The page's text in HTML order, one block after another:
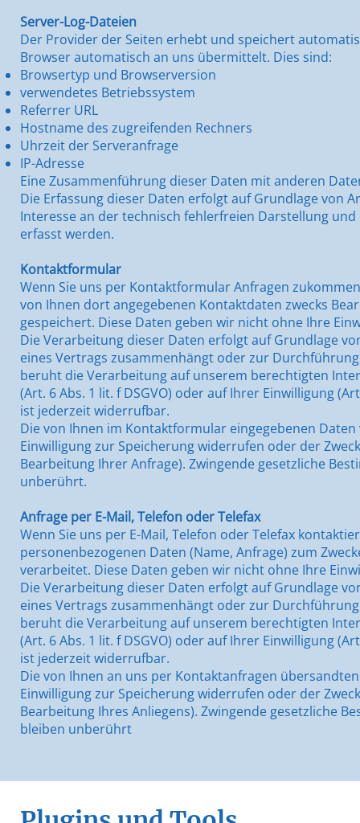
Server-Log-Dateien
Der Provider der Seiten erhebt und speichert
Browser automatisch an uns übermittelt. Dies sind:
Browsertyp und Browserversion
verwendetes Betriebssystem
Referrer URL
Hostname des zugreifenden Rechners
Uhrzeit der Serveranfrage
IP-Adresse
Eine Zusammenführung dieser Daten mit anderen
Die Erfassung dieser Daten erfolgt auf Grundlage von
Interesse an der technisch fehlerfreien Darstellung
erfasst werden.
Kontaktformular
Wenn Sie uns per Kontaktformular Anfragen
von Ihnen dort angegebenen Kontaktdaten zwecks
gespeichert. Diese Daten geben wir nicht ohne Ihre
Die Verarbeitung dieser Daten erfolgt auf Grundlage
eines Vertrags zusammenhängt oder zur
beruht die Verarbeitung auf unserem berechtigten
(Art. 6 Abs. 1 lit. f DSGVO) oder auf Ihrer Einwilligung
ist jederzeit widerrufbar.
Die von Ihnen im Kontaktformular eingegebenen
Einwilligung zur Speicherung widerrufen oder der
Bearbeitung Ihrer Anfrage). Zwingende gesetzliche
unberührt.
Anfrage per E-Mail, Telefon oder Telefax
Wenn Sie uns per E-Mail, Telefon oder Telefax
personenbezogenen Daten (Name, Anfrage) zum
verarbeitet. Diese Daten geben wir nicht ohne Ihre
Die Verarbeitung dieser Daten erfolgt auf Grundlage
eines Vertrags zusammenhängt oder zur
beruht die Verarbeitung auf unserem berechtigten
(Art. 6 Abs. 1 lit. f DSGVO) oder auf Ihrer Einwilligung
ist jederzeit widerrufbar.
Die von Ihnen an uns per Kontaktanfragen
Einwilligung zur Speicherung widerrufen oder der
Bearbeitung Ihres Anliegens). Zwingende gesetzliche
bleiben unberührt